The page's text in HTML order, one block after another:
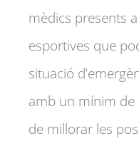
mèdics presents
esportives que
situació
amb un mínim de
de millorar les